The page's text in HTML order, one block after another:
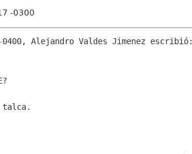
-0300
Alejandro Valdes Jimenez escribió:
talca.